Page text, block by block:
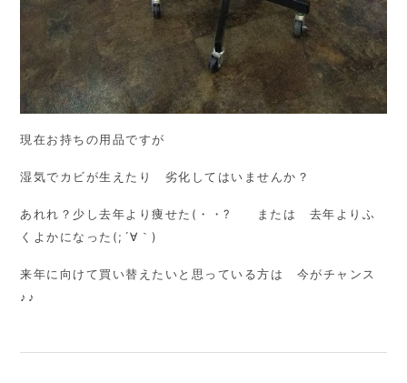
現在お持ちの用品ですが
湿気でカビが生えたり 劣化してはいませんか？
あれれ？少し去年より痩せた(・・? または 去年よりふ
くよかになった(;´∀｀)
来年に向けて買い替えたいと思っている方は 今がチャンス
♪♪